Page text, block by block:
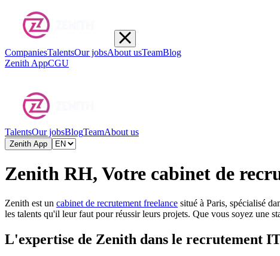
CompaniesTalentsOur jobsAbout usTeamBlog
Zenith AppCGU
TalentsOur jobsBlogTeamAbout us
Zenith App
Zenith RH, Votre cabinet de
Zenith est un cabinet de recrutement freelance situé à Paris, spécialisé
les talents qu'il leur faut pour réussir leurs projets. Que vous soyez une
L'expertise de Zenith dans le recrutement